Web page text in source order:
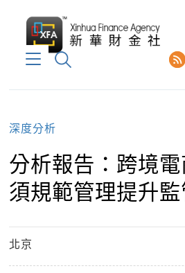
深度分析
分析報告：跨境
須規範管理提升
北京